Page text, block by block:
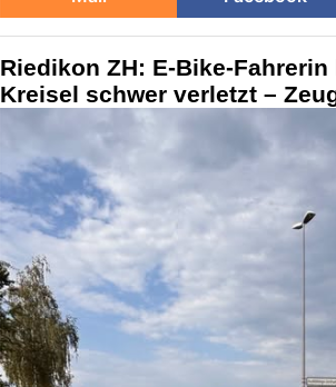
Riedikon ZH: E-Bike-
Kreisel schwer verletzt –